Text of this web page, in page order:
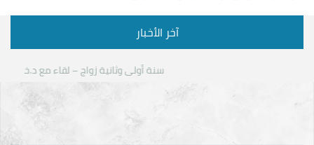
آخر الأخبار
سنة أولى وثانية زواج – لقاء مع د.خالد الحليبي